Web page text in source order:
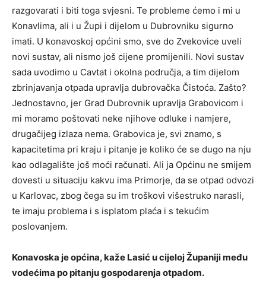
razgovarati i biti toga svjesni. Te probleme ćemo i mi u
Konavlima, ali i u Župi i dijelom u Dubrovniku sigurno
imati. U konavoskoj općini smo, sve do Zvekovice uveli
novi sustav, ali nismo još cijene promijenili. Novi sustav
sada uvodimo u Cavtat i okolna područja, a tim dijelom
zbrinjavanja otpada upravlja dubrovačka Čistoća. Zašto?
Jednostavno, jer Grad Dubrovnik upravlja Grabovicom i
mi moramo poštovati neke njihove odluke i namjere,
drugačijeg izlaza nema. Grabovica je, svi znamo, s
kapacitetima pri kraju i pitanje je koliko će se dugo na nju
kao odlagalište još moći računati. Ali ja Općinu ne smijem
dovesti u situaciju kakvu ima Primorje, da se otpad odvozi
u Karlovac, zbog čega su im troškovi višestruko narasli,
te imaju problema i s isplatom plaća i s tekućim
poslovanjem.
Konavoska je općina, kaže Lasić u cijeloj Županiji među
vodećima po pitanju gospodarenja otpadom.